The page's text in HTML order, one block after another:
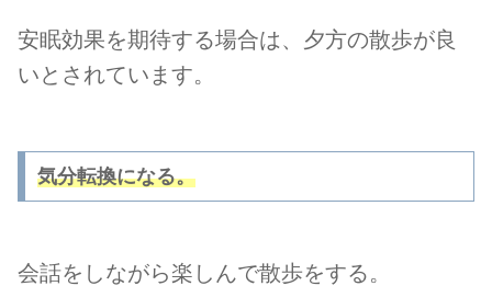
安眠効果を期待する場合は、夕方の散歩が良
いとされています。
気分転換になる。
会話をしながら楽しんで散歩をする。